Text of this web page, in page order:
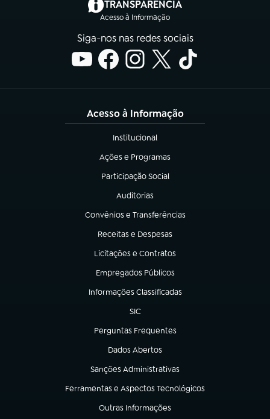
TRANSPARÊNCIA
Acesso à Informação
(abre em nova aba)
Siga-nos nas redes sociais
Acesso à Informação
Institucional
(abre em nova aba)
Ações e Programas
(abre em nova aba)
Participação Social
(abre em nova aba)
Auditorias
(abre em nova aba)
Convênios e Transferências
(abre em nova aba)
Receitas e Despesas
(abre em nova aba)
Licitações e Contratos
(abre em nova aba)
Empregados Públicos
(abre em nova aba)
Informações Classificadas
(abre em nova aba)
SIC
(abre em nova aba)
Perguntas Frequentes
(abre em nova aba)
Dados Abertos
(abre em nova aba)
Sanções Administrativas
(abre em nova aba)
Ferramentas e Aspectos Tecnológicos
(abre em nova aba)
Outras Informações
(abre em nova aba)